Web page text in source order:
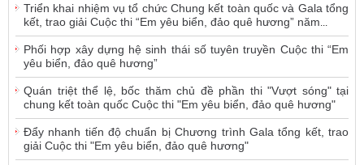
Triển khai nhiệm vụ tổ chức Chung kết toàn quốc và Gala tổng
kết, trao giải Cuộc thi “Em yêu biển, đảo quê hương” năm
Phối hợp xây dựng hệ sinh thái số tuyên truyền Cuộc thi “Em
yêu biển, đảo quê hương”
Quán triệt thể lệ, bốc thăm chủ đề phần thi "Vượt sóng" tại
chung kết toàn quốc Cuộc thi "Em yêu biển, đảo quê hương"
Đẩy nhanh tiến độ chuẩn bị Chương trình Gala tổng kết, trao
giải Cuộc thi "Em yêu biển, đảo quê hương"